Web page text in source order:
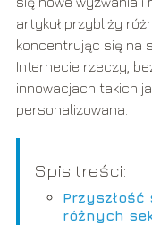
artykuł przybliży
koncentrując się na
Internecie rzeczy,
innowacjach takich
personalizowana.
Spis treści:
różnych